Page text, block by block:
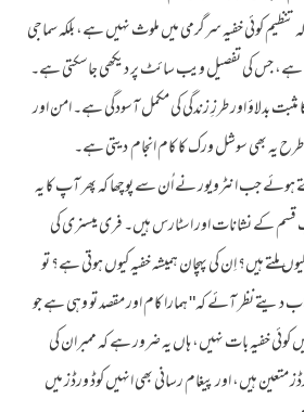
کوئی خفیہ سرگرمی میں ملوث نہیں ہے، بلکہ سماجی
ہے، جس کی تفصیل ویب سائٹ پر دیکھی جاسکتی ہے۔
بدلاؤ اور طرزِ زندگی کی مکمل آسودگی ہے۔ امن اور
یہ بھی سوشل ورک کا کام انجام دیتی ہے۔
ہوئے جب انٹرویور نے اُن سے پوچھا کہ پھر آپ کا یہ
کے نشانات اور اسٹارس ہیں۔ فری میسنری کی
ملتے ہیں؟ اِن کی پہچان ہمیشہ خفیہ کیوں ہوتی ہے؟ تو
دیتے نظر آئے کہ" ہمارا کام اور مقصد تو وہی ہے جو
خفیہ بات نہیں، ہاں یہ ضرور ہے کہ ممبران کی
ہیں، اور پیغام رسانی بھی انہیں کوڈ ورڈز میں